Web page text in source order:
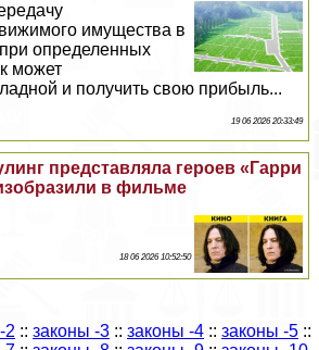
имущества в
при определенных
может
и получить свою прибыль...
19 06 2026 20:33:49
представляла героев «Гарри
в фильме
18 06 2026 10:52:50
2 :: законы -3 :: законы -4 :: законы -5 ::